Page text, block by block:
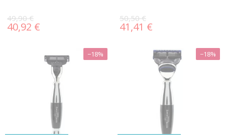
49,90 €
40,92 €
50,50 €
41,41 €
−18% −18%